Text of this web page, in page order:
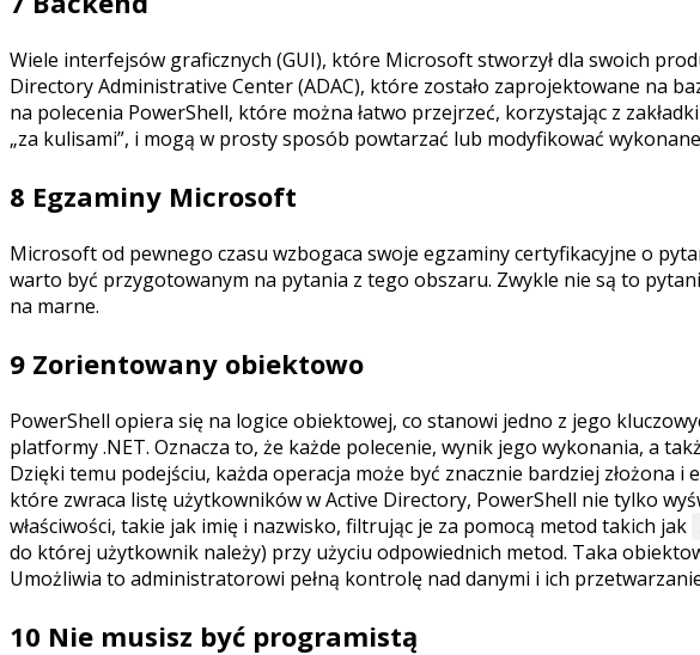
Wiele interfejsów graficznych (GUI), które Microsoft stworzył dla swoich
Directory Administrative Center (ADAC), które zostało zaprojektowane na
na polecenia PowerShell, które można łatwo przejrzeć, korzystając z
„za kulisami”, i mogą w prosty sposób powtarzać lub modyfikować
8 Egzaminy Microsoft
Microsoft od pewnego czasu wzbogaca swoje egzaminy certyfikacyjne o
warto być przygotowanym na pytania z tego obszaru. Zwykle nie są to
na marne.
9 Zorientowany obiektowo
PowerShell opiera się na logice obiektowej, co stanowi jedno z jego
platformy .NET. Oznacza to, że każde polecenie, wynik jego wykonania, a
Dzięki temu podejściu, każda operacja może być znacznie bardziej złożona
które zwraca listę użytkowników w Active Directory, PowerShell nie tylko
właściwości, takie jak imię i nazwisko, filtrując je za pomocą metod takich jak
do której użytkownik należy) przy użyciu odpowiednich metod. Taka
Umożliwia to administratorowi pełną kontrolę nad danymi i ich
10 Nie musisz być programistą